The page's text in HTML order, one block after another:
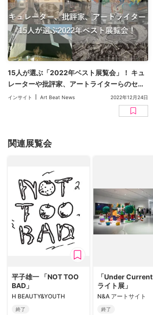
15人が選ぶ「2022年ベスト展覧会」！ キュ
レーターや批評家、アートライターらのセレ
クトをコメントとともに振り返る
インサイト Art Beat News 2022年12月24日
関連展覧会
平子雄一 「NOT TOO
BAD」
H BEAUTY&YOUTH
終了
「Under Current サテ
ライト展」
N&A アートサイト
終了